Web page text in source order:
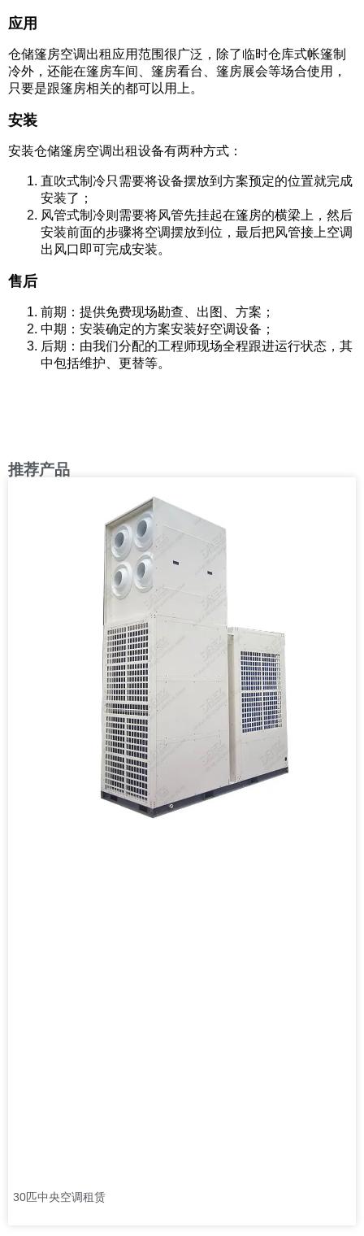
应用
仓储篷房空调出租应用范围很广泛，除了临时仓库式帐篷制
冷外，还能在篷房车间、篷房看台、篷房展会等场合使用，
只要是跟篷房相关的都可以用上。
安装
安装仓储篷房空调出租设备有两种方式：
直吹式制冷只需要将设备摆放到方案预定的位置就完成
安装了；
风管式制冷则需要将风管先挂起在篷房的横梁上，然后
安装前面的步骤将空调摆放到位，最后把风管接上空调
出风口即可完成安装。
售后
前期：提供免费现场勘查、出图、方案；
中期：安装确定的方案安装好空调设备；
后期：由我们分配的工程师现场全程跟进运行状态，其
中包括维护、更替等。
推荐产品
30匹中央空调租赁